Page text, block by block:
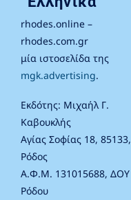
rhodes.online –
rhodes.com.gr
μία ιστοσελίδα της
mgk.advertising.
Εκδότης: Μιχαήλ Γ.
Καβουκλής
Αγίας Σοφίας 18, 85133,
Ρόδος
Α.Φ.Μ. 131015688, ΔΟΥ
Ρόδου